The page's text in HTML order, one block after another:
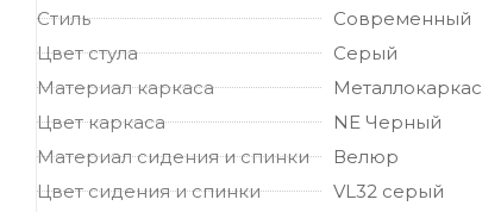
Стиль
Современный
Цвет стула
Серый
Материал каркаса
Металлокаркас
Цвет каркаса
NE Черный
Материал сидения и спинки
Велюр
Цвет сидения и спинки
VL32 серый